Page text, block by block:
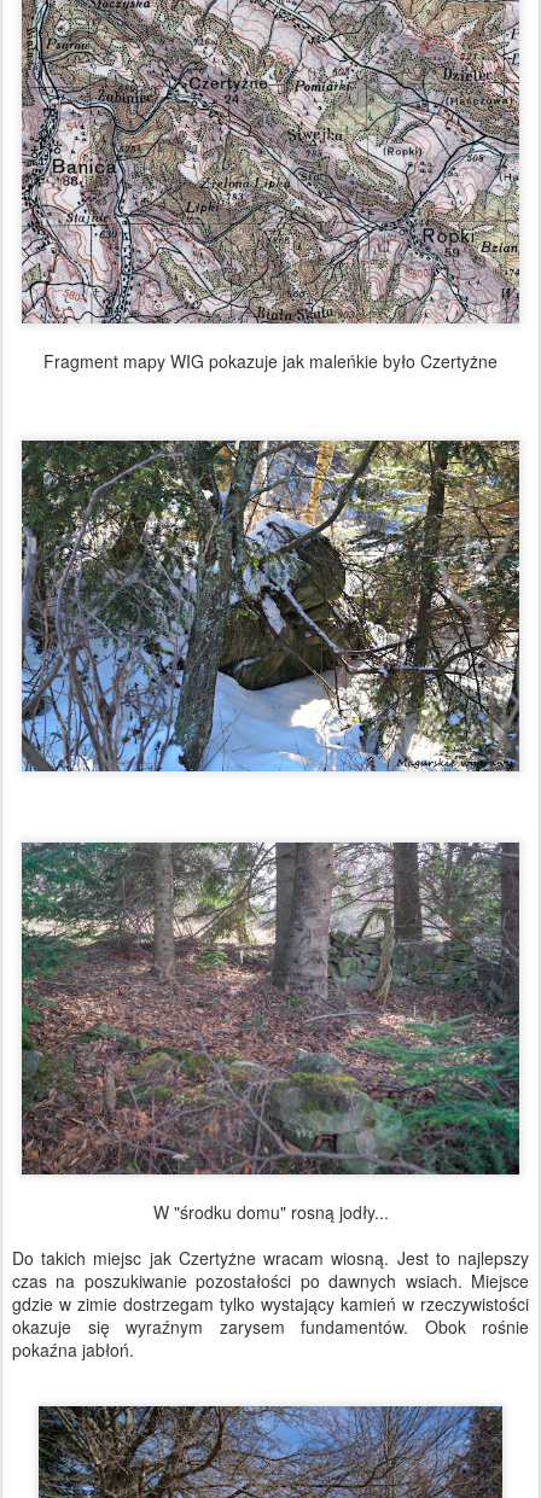
Fragment mapy WIG pokazuje jak maleńkie było Czertyżne
W "środku domu" rosną jodły...
Do takich miejsc jak Czertyżne wracam wiosną. Jest to najlepszy
czas na poszukiwanie pozostałości po dawnych wsiach. Miejsce
gdzie w zimie dostrzegam tylko wystający kamień w rzeczywistości
okazuje się wyraźnym zarysem fundamentów. Obok rośnie
pokaźna jabłoń.